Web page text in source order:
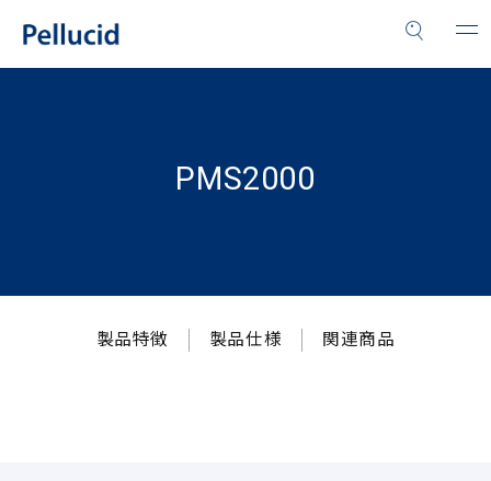
PMS2000
製品特徴 製品仕様 関連商品